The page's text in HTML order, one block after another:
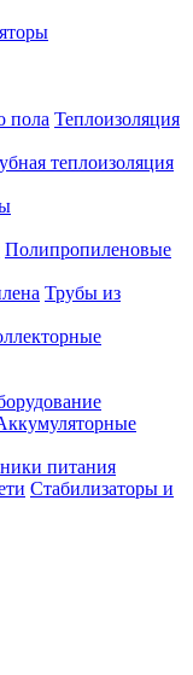
Теплоизоляция
теплоизоляция
Полипропиленовые
Трубы из
питания
Стабилизаторы и